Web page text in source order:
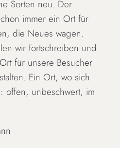
Sorten neu. Der
immer ein Ort für
die Neues wagen.
wir fortschreiben und
für unsere Besucher
Ein Ort, wo sich
offen, unbeschwert, im